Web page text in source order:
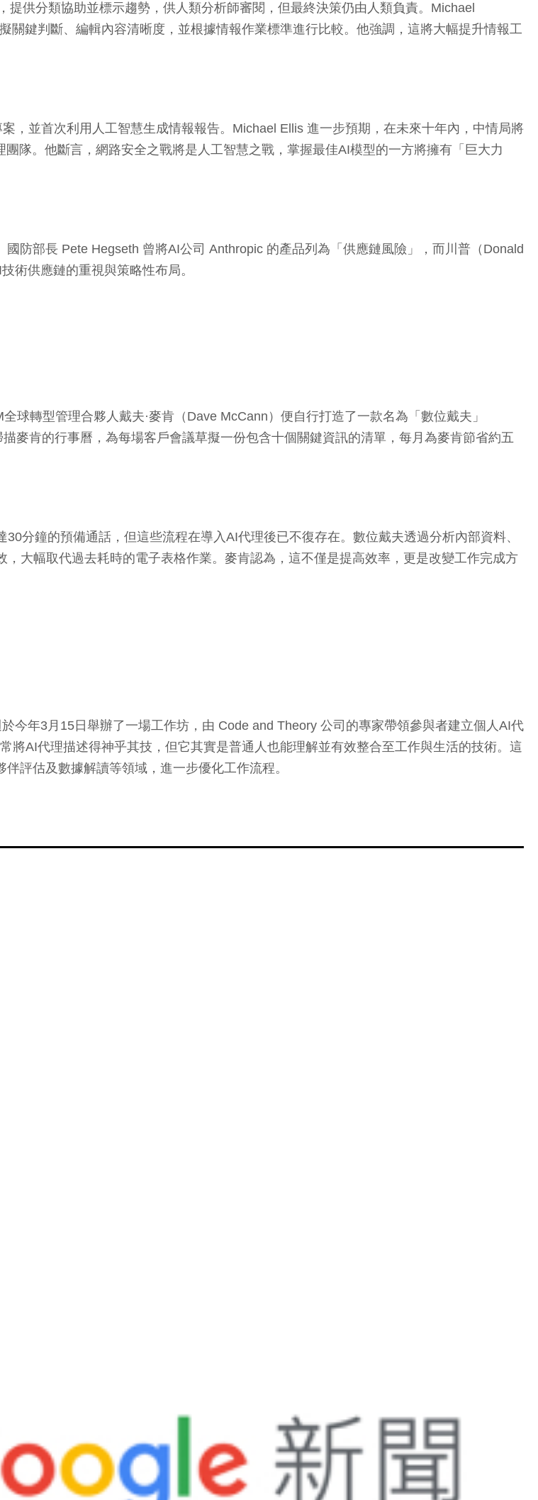
供分類協助並標示趨勢，供人類分析師審閱，但最終決策仍由人類負責。Michael
鍵判斷、編輯內容清晰度，並根據情報作業標準進行比較。他強調，這將大幅提升情報工
，並首次利用人工智慧生成情報報告。Michael Ellis 進一步預期，在未來十年內，中情局將
隊。他斷言，網路安全之戰將是人工智慧之戰，掌握最佳AI模型的一方將擁有「巨大力
防部長 Pete Hegseth 曾將AI公司 Anthropic 的產品列為「供應鏈風險」，而川普（Donald
術供應鏈的重視與策略性布局。
球轉型管理合夥人戴夫·麥肯（Dave McCann）便自行打造了一款名為「數位戴夫」
麥肯的行事曆，為每場客戶會議草擬一份包含十個關鍵資訊的清單，每月為麥肯節省約五
分鐘的預備通話，但這些流程在導入AI代理後已不復存在。數位戴夫透過分析內部資料、
大幅取代過去耗時的電子表格作業。麥肯認為，這不僅是提高效率，更是改變工作完成方
今年3月15日舉辦了一場工作坊，由 Code and Theory 公司的專家帶領參與者建立個人AI代
將AI代理描述得神乎其技，但它其實是普通人也能理解並有效整合至工作與生活的技術。這
評估及數據解讀等領域，進一步優化工作流程。